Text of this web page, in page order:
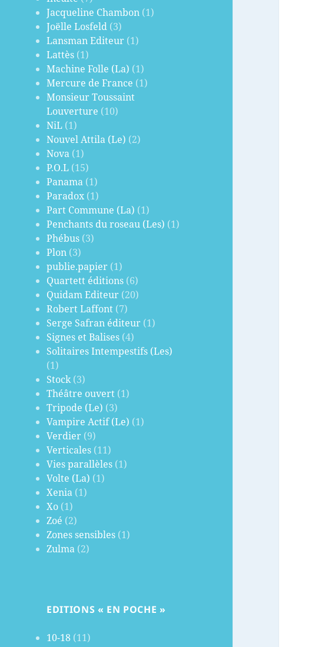
Jacqueline Chambon (1)
Joëlle Losfeld (3)
Lansman Editeur (1)
Lattès (1)
Machine Folle (La) (1)
Mercure de France (1)
Monsieur Toussaint
Louverture (10)
NiL (1)
Nouvel Attila (Le) (2)
Nova (1)
P.O.L (15)
Panama (1)
Paradox (1)
Part Commune (La) (1)
Penchants du roseau (Les) (1)
Phébus (3)
Plon (3)
publie.papier (1)
Quartett éditions (6)
Quidam Editeur (20)
Robert Laffont (7)
Serge Safran éditeur (1)
Signes et Balises (4)
Solitaires Intempestifs (Les)
(1)
Stock(3)
Théâtre ouvert (1)
Tripode (Le) (3)
Vampire Actif (Le) (1)
Verdier (9)
Verticales (11)
Vies parallèles (1)
Volte (La) (1)
Xenia (1)
Xo (1)
Zoé (2)
Zones sensibles (1)
Zulma (2)
EDITIONS « EN POCHE »
10-18 (11)